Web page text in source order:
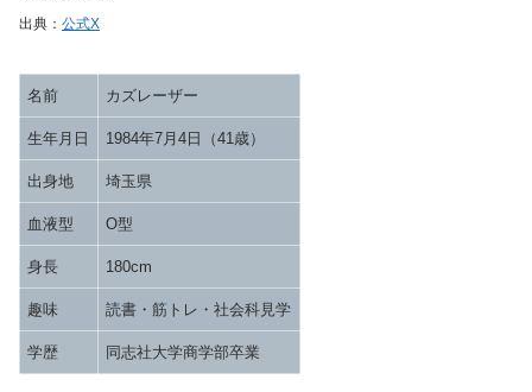
出典： 公式X
名前 カズレーザー
生年月日 1984年7月4日（41歳）
出身地 埼玉県
血液型 O型
身長 180cm
趣味 読書・筋トレ・社会科見学
学歴 同志社大学商学部卒業